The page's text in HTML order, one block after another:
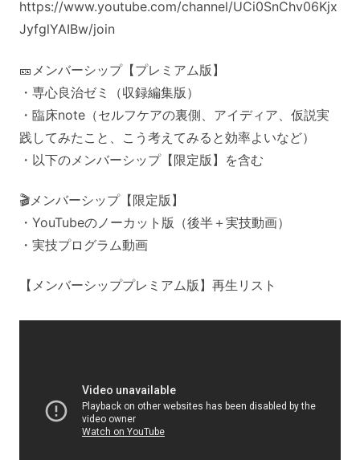
https://www.youtube.com/channel/UCi0SnChv06Kjx
JyfglYAIBw/join
🎫メンバーシップ【プレミアム版】
・専心良治ゼミ（収録編集版）
・臨床note（セルフケアの裏側、アイディア、仮説実
践してみたこと、こう考えてみると効率よいなど）
・以下のメンバーシップ【限定版】を含む
🎬メンバーシップ【限定版】
・YouTubeのノーカット版（後半＋実技動画）
・実技プログラム動画
【メンバーシッププレミアム版】再生リスト